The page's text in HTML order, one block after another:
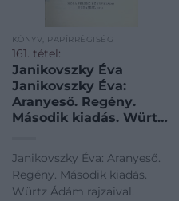
KÖNYV, PAPÍRRÉGISÉG
161. tétel:
Janikovszky Éva
Janikovszky Éva:
Aranyeső. Regény.
Második kiadás. Würtz
Dedikált példány.
Janikovszky Éva: Aranyeső.
Regény. Második kiadás.
Würtz Ádám rajzaival.